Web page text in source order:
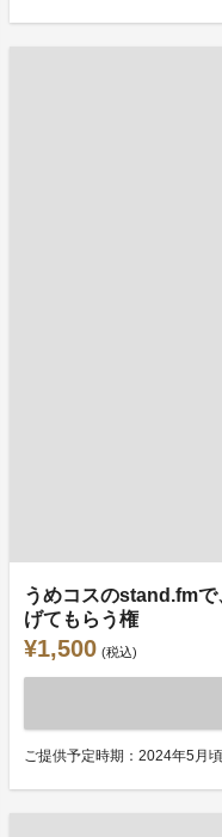
うめコスのstand.fm
げてもらう権
¥1,500 (税込)
ご提供予定時期：2024年5月頃